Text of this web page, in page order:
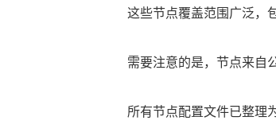
这些节点覆盖范围广泛，
需要注意的是，节点来自
所有节点配置文件已整理